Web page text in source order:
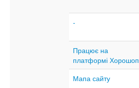
-
Працює на
платформі Хорошоп
Мапа сайту